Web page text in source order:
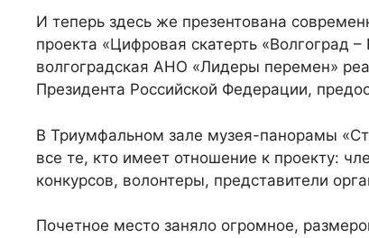
И теперь здесь же презентована
проекта «Цифровая скатерть «Волгоград
волгоградская АНО «Лидеры перемен»
Президента Российской Федерации,
В Триумфальном зале музея-панорамы
все те, кто имеет отношение к проекту:
конкурсов, волонтеры, представители
Почетное место заняло огромное,